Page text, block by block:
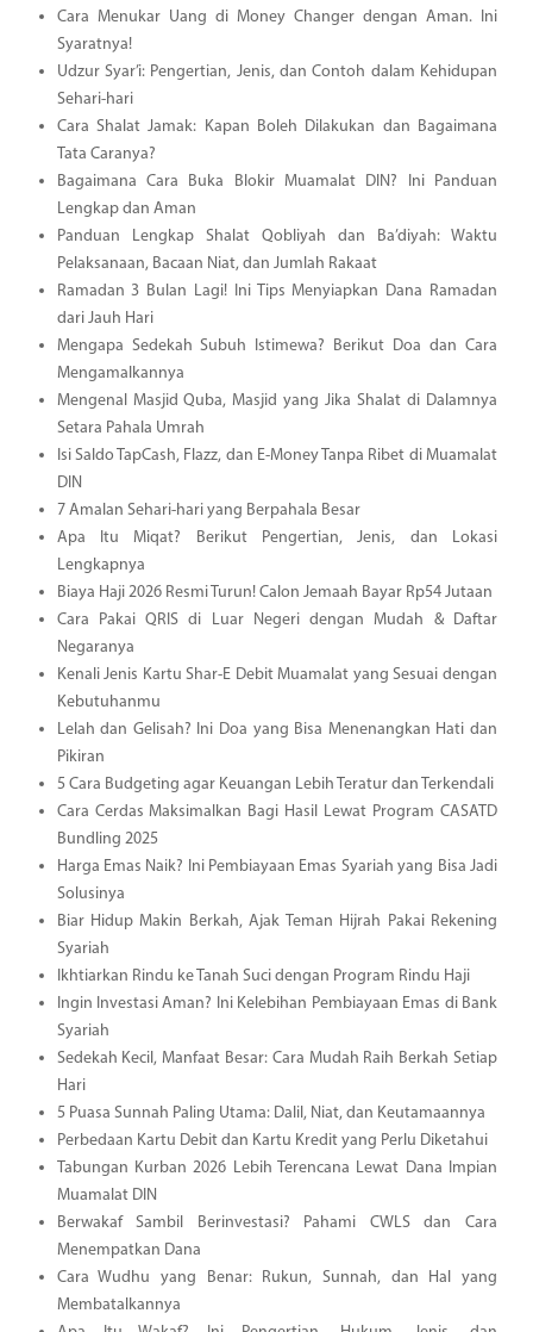
Cara Menukar Uang di Money Changer dengan Aman. Ini
Syaratnya!
Udzur Syar’i: Pengertian, Jenis, dan Contoh dalam Kehidupan
Sehari-hari
Cara Shalat Jamak: Kapan Boleh Dilakukan dan Bagaimana
Tata Caranya?
Bagaimana Cara Buka Blokir Muamalat DIN? Ini Panduan
Lengkap dan Aman
Panduan Lengkap Shalat Qobliyah dan Ba’diyah: Waktu
Pelaksanaan, Bacaan Niat, dan Jumlah Rakaat
Ramadan 3 Bulan Lagi! Ini Tips Menyiapkan Dana Ramadan
dari Jauh Hari
Mengapa Sedekah Subuh Istimewa? Berikut Doa dan Cara
Mengamalkannya
Mengenal Masjid Quba, Masjid yang Jika Shalat di Dalamnya
Setara Pahala Umrah
Isi Saldo TapCash, Flazz, dan E-Money Tanpa Ribet di Muamalat
DIN
7 Amalan Sehari-hari yang Berpahala Besar
Apa Itu Miqat? Berikut Pengertian, Jenis, dan Lokasi
Lengkapnya
Biaya Haji 2026 Resmi Turun! Calon Jemaah Bayar Rp54 Jutaan
Cara Pakai QRIS di Luar Negeri dengan Mudah & Daftar
Negaranya
Kenali Jenis Kartu Shar-E Debit Muamalat yang Sesuai dengan
Kebutuhanmu
Lelah dan Gelisah? Ini Doa yang Bisa Menenangkan Hati dan
Pikiran
5 Cara Budgeting agar Keuangan Lebih Teratur dan Terkendali
Cara Cerdas Maksimalkan Bagi Hasil Lewat Program CASATD
Bundling 2025
Harga Emas Naik? Ini Pembiayaan Emas Syariah yang Bisa Jadi
Solusinya
Biar Hidup Makin Berkah, Ajak Teman Hijrah Pakai Rekening
Syariah
Ikhtiarkan Rindu ke Tanah Suci dengan Program Rindu Haji
Ingin Investasi Aman? Ini Kelebihan Pembiayaan Emas di Bank
Syariah
Sedekah Kecil, Manfaat Besar: Cara Mudah Raih Berkah Setiap
Hari
5 Puasa Sunnah Paling Utama: Dalil, Niat, dan Keutamaannya
Perbedaan Kartu Debit dan Kartu Kredit yang Perlu Diketahui
Tabungan Kurban 2026 Lebih Terencana Lewat Dana Impian
Muamalat DIN
Berwakaf Sambil Berinvestasi? Pahami CWLS dan Cara
Menempatkan Dana
Cara Wudhu yang Benar: Rukun, Sunnah, dan Hal yang
Membatalkannya